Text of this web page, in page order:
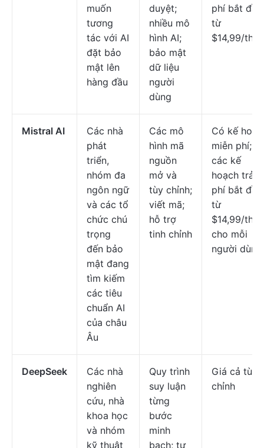
muốn
tương
tác với AI
đặt bảo
mật lên
hàng đầu
duyệt;
nhiều mô
hình AI;
bảo mật
dữ liệu
người
dùng
phí bắt đầu
từ
$14,99/
Mistral AI
Các nhà
phát
triển,
nhóm đa
ngôn ngữ
và các tổ
chức chú
trọng
đến bảo
mật đang
tìm kiếm
các tiêu
chuẩn AI
của châu
Âu
Các mô
hình mã
nguồn
mở và
tùy chỉnh;
viết mã;
hỗ trợ
tinh chỉnh
Có kế
miễn phí;
các kế
hoạch trả
phí bắt đầu
từ
$14,99/
cho mỗi
người dùng
DeepSeek
Các nhà
nghiên
cứu, nhà
khoa học
và nhóm
kỹ thuật
Quy trình
suy luận
từng
bước
minh
bạch; tự
Giá cả tùy
chỉnh